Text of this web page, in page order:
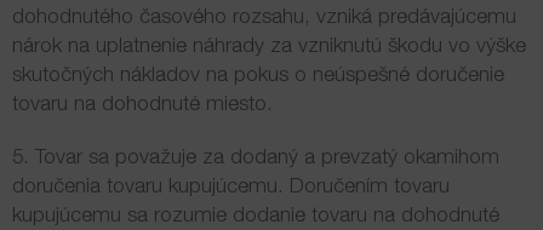
dohodnutého časového rozsahu, vzniká predávajúcemu
nárok na uplatnenie náhrady za vzniknutú škodu vo výške
skutočných nákladov na pokus o neúspešné doručenie
tovaru na dohodnuté miesto.
5. Tovar sa považuje za dodaný a prevzatý okamihom
doručenia tovaru kupujúcemu. Doručením tovaru
kupujúcemu sa rozumie dodanie tovaru na dohodnuté